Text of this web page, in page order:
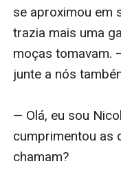
se aproximou em
trazia mais uma
moças tomavam.
junte a nós
— Olá, eu sou
cumprimentou as
chamam?